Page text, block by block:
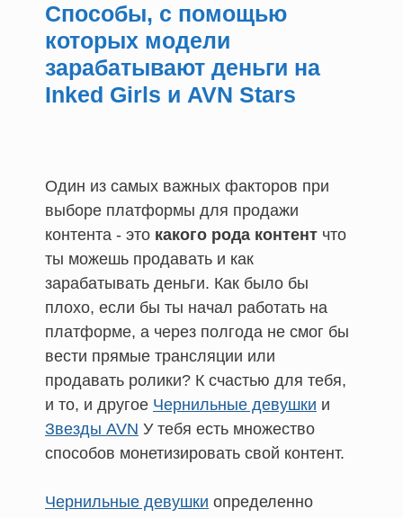
Способы, с помощью
которых модели
зарабатывают деньги на
Inked Girls и AVN Stars
Один из самых важных факторов при
выборе платформы для продажи
контента - это какого рода контент что
ты можешь продавать и как
зарабатывать деньги. Как было бы
плохо, если бы ты начал работать на
платформе, а через полгода не смог бы
вести прямые трансляции или
продавать ролики? К счастью для тебя,
и то, и другое Чернильные девушки и
Звезды AVN У тебя есть множество
способов монетизировать свой контент.
Чернильные девушки определенно